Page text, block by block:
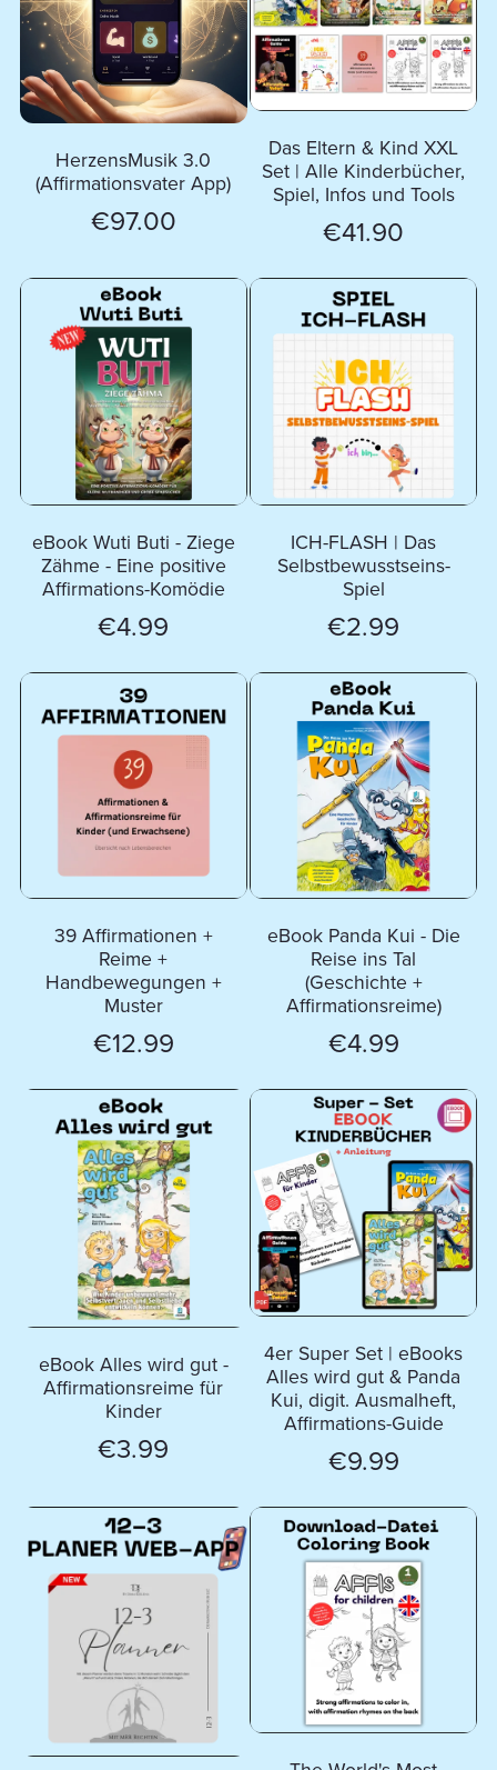
HerzensMusik 3.0
(Affirmationsvater App)
€97.00
Das Eltern & Kind XXL
Set | Alle Kinderbücher,
Spiel, Infos und Tools
€41.90
eBook Wuti Buti - Ziege
Zähme - Eine positive
Affirmations-Komödie
€4.99
ICH-FLASH | Das
Selbstbewusstseins-
Spiel
€2.99
39 Affirmationen +
Reime +
Handbewegungen +
Muster
€12.99
eBook Panda Kui - Die
Reise ins Tal
(Geschichte +
Affirmationsreime)
€4.99
eBook Alles wird gut -
Affirmationsreime für
Kinder
€3.99
4er Super Set | eBooks
Alles wird gut & Panda
Kui, digit. Ausmalheft,
Affirmations-Guide
€9.99